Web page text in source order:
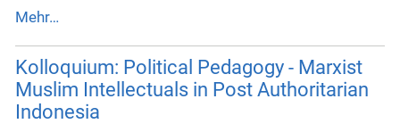
Mehr…
Kolloquium: Political Pedagogy - Marxist
Muslim Intellectuals in Post Authoritarian
Indonesia